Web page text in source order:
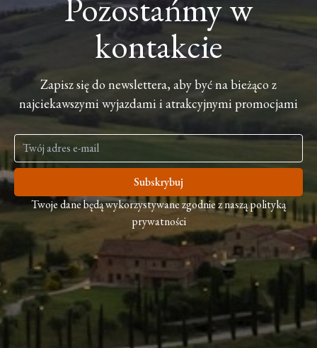
Pozostańmy w
kontakcie
Zapisz się do newslettera, aby być na bieżąco z
najciekawszymi wyjazdami i atrakcyjnymi promocjami
Subskrybuj
Twoje dane będą wykorzystywane zgodnie z naszą polityką
prywatności